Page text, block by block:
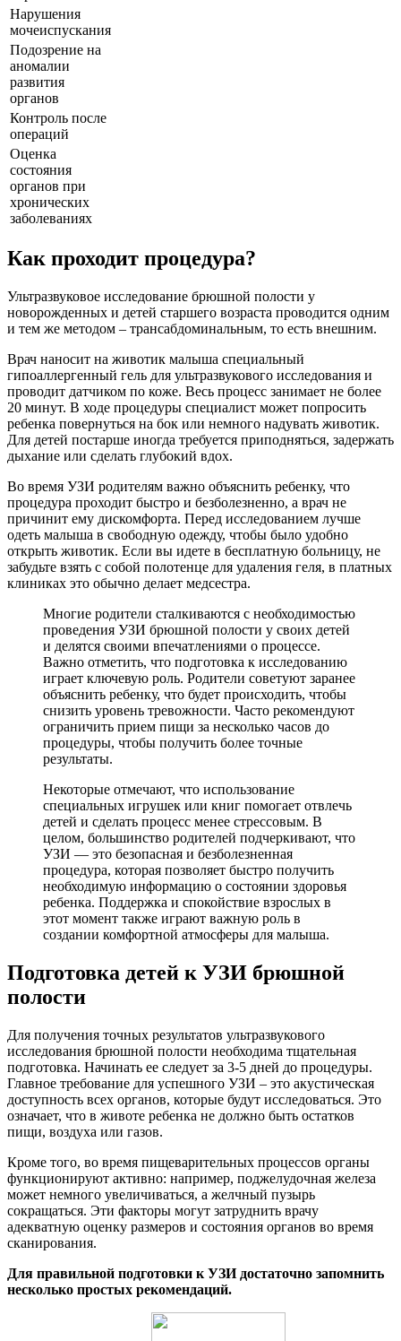
Нарушения
мочеиспускания
Подозрение на
аномалии
развития
органов
Контроль после
операций
Оценка
состояния
органов при
хронических
заболеваниях
Как проходит процедура?
Ультразвуковое исследование брюшной полости у
новорожденных и детей старшего возраста проводится одним
и тем же методом – трансабдоминальным, то есть внешним.
Врач наносит на животик малыша специальный
гипоаллергенный гель для ультразвукового исследования и
проводит датчиком по коже. Весь процесс занимает не более
20 минут. В ходе процедуры специалист может попросить
ребенка повернуться на бок или немного надувать животик.
Для детей постарше иногда требуется приподняться, задержать
дыхание или сделать глубокий вдох.
Во время УЗИ родителям важно объяснить ребенку, что
процедура проходит быстро и безболезненно, а врач не
причинит ему дискомфорта. Перед исследованием лучше
одеть малыша в свободную одежду, чтобы было удобно
открыть животик. Если вы идете в бесплатную больницу, не
забудьте взять с собой полотенце для удаления геля, в платных
клиниках это обычно делает медсестра.
Многие родители сталкиваются с необходимостью
проведения УЗИ брюшной полости у своих детей
и делятся своими впечатлениями о процессе.
Важно отметить, что подготовка к исследованию
играет ключевую роль. Родители советуют заранее
объяснить ребенку, что будет происходить, чтобы
снизить уровень тревожности. Часто рекомендуют
ограничить прием пищи за несколько часов до
процедуры, чтобы получить более точные
результаты.
Некоторые отмечают, что использование
специальных игрушек или книг помогает отвлечь
детей и сделать процесс менее стрессовым. В
целом, большинство родителей подчеркивают, что
УЗИ — это безопасная и безболезненная
процедура, которая позволяет быстро получить
необходимую информацию о состоянии здоровья
ребенка. Поддержка и спокойствие взрослых в
этот момент также играют важную роль в
создании комфортной атмосферы для малыша.
Подготовка детей к УЗИ брюшной
полости
Для получения точных результатов ультразвукового
исследования брюшной полости необходима тщательная
подготовка. Начинать ее следует за 3-5 дней до процедуры.
Главное требование для успешного УЗИ – это акустическая
доступность всех органов, которые будут исследоваться. Это
означает, что в животе ребенка не должно быть остатков
пищи, воздуха или газов.
Кроме того, во время пищеварительных процессов органы
функционируют активно: например, поджелудочная железа
может немного увеличиваться, а желчный пузырь
сокращаться. Эти факторы могут затруднить врачу
адекватную оценку размеров и состояния органов во время
сканирования.
Для правильной подготовки к УЗИ достаточно запомнить
несколько простых рекомендаций.